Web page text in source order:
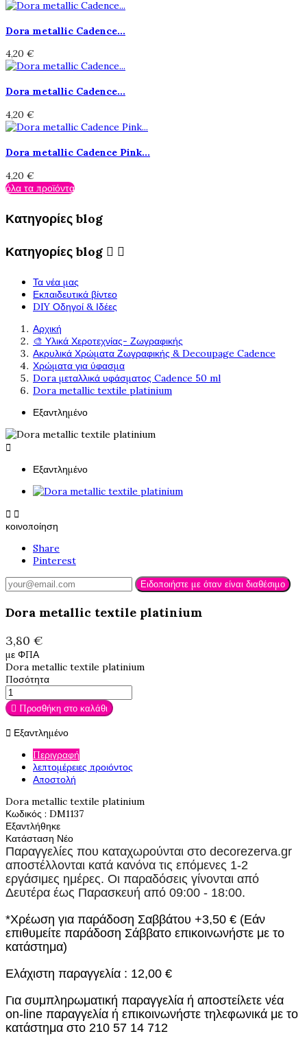
Dora metallic Cadence...
4,20 €
Dora metallic Cadence...
4,20 €
Dora metallic Cadence Pink...
4,20 €
όλα τα προϊόντα
Κατηγορίες blog
Κατηγορίες blog  
Τα νέα μας
Εκπαιδευτικά βίντεο
DIY Οδηγοί & Ιδέες
Αρχική
🎨 Υλικά Χεροτεχνίας- Ζωγραφικής
Ακρυλικά Χρώματα Ζωγραφικής & Decoupage Cadence
Χρώματα για ύφασμα
Dora μεταλλικά υφάσματος Cadence 50 ml
Dora metallic textile platinium
Εξαντλημένο

Εξαντλημένο
 
κοινοποίηση
Share
Pinterest
Ειδοποιήστε με όταν είναι διαθέσιμο
Dora metallic textile platinium
3,80 €
με ΦΠΑ
Dora metallic textile platinium
Ποσότητα
 Προσθήκη στο καλάθι
 Εξαντλημένο
Περιγραφή
λεπτομέρειες προιόντος
Αποστολή
Dora metallic textile platinium
Κωδικός : DM1137
Εξαντλήθηκε
Κατάσταση Νέο
Παραγγελίες που καταχωρούνται στο decorezerva.gr
αποστέλλονται κατά κανόνα τις επόμενες 1-2
εργάσιμες ημέρες. Οι παραδόσεις γίνονται από
Δευτέρα έως Παρασκευή από 09:00 - 18:00.
*Χρέωση για παράδοση Σαββάτου +3,50 € (Εάν
επιθυμείτε παράδοση Σάββατο επικοινωνήστε με το
κατάστημα)
Ελάχιστη παραγγελία : 12,00 €
Για συμπληρωματική παραγγελία ή αποστείλετε νέα
on-line παραγγελία ή επικοινωνήστε τηλεφωνικά με το
κατάστημα στο 210 57 14 712